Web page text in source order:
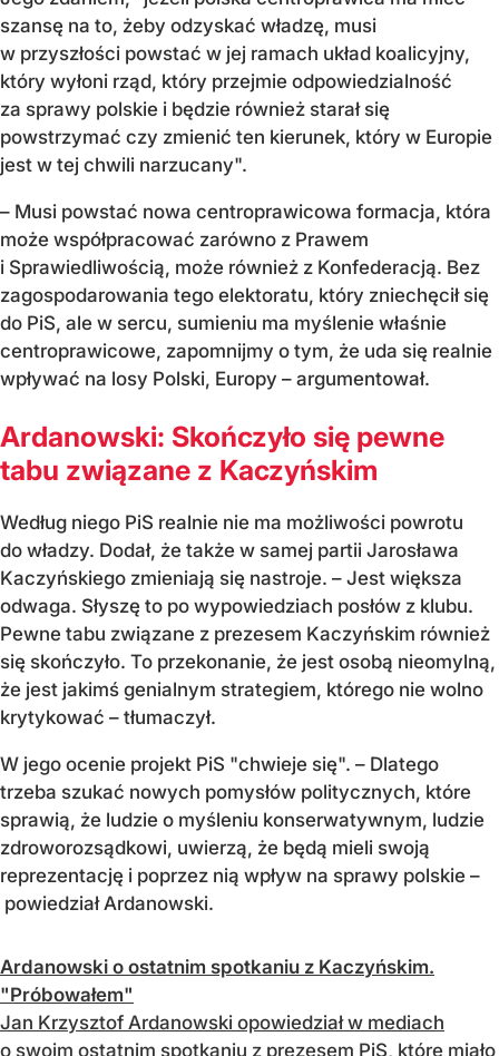
szansę na to, żeby odzyskać władzę, musi
w przyszłości powstać w jej ramach układ koalicyjny,
który wyłoni rząd, który przejmie odpowiedzialność
za sprawy polskie i będzie również starał się
powstrzymać czy zmienić ten kierunek, który w Europie
jest w tej chwili narzucany".
– Musi powstać nowa centroprawicowa formacja, która
może współpracować zarówno z Prawem
i Sprawiedliwością, może również z Konfederacją. Bez
zagospodarowania tego elektoratu, który zniechęcił się
do PiS, ale w sercu, sumieniu ma myślenie właśnie
centroprawicowe, zapomnijmy o tym, że uda się realnie
wpływać na losy Polski, Europy – argumentował.
Ardanowski: Skończyło się pewne
tabu związane z Kaczyńskim
Według niego PiS realnie nie ma możliwości powrotu
do władzy. Dodał, że także w samej partii Jarosława
Kaczyńskiego zmieniają się nastroje. – Jest większa
odwaga. Słyszę to po wypowiedziach posłów z klubu.
Pewne tabu związane z prezesem Kaczyńskim również
się skończyło. To przekonanie, że jest osobą nieomylną,
że jest jakimś genialnym strategiem, którego nie wolno
krytykować – tłumaczył.
W jego ocenie projekt PiS "chwieje się". – Dlatego
trzeba szukać nowych pomysłów politycznych, które
sprawią, że ludzie o myśleniu konserwatywnym, ludzie
zdroworozsądkowi, uwierzą, że będą mieli swoją
reprezentację i poprzez nią wpływ na sprawy polskie –
powiedział Ardanowski.
Ardanowski o ostatnim spotkaniu z Kaczyńskim.
"Próbowałem"
Jan Krzysztof Ardanowski opowiedział w mediach
o swoim ostatnim spotkaniu z prezesem PiS, które miało